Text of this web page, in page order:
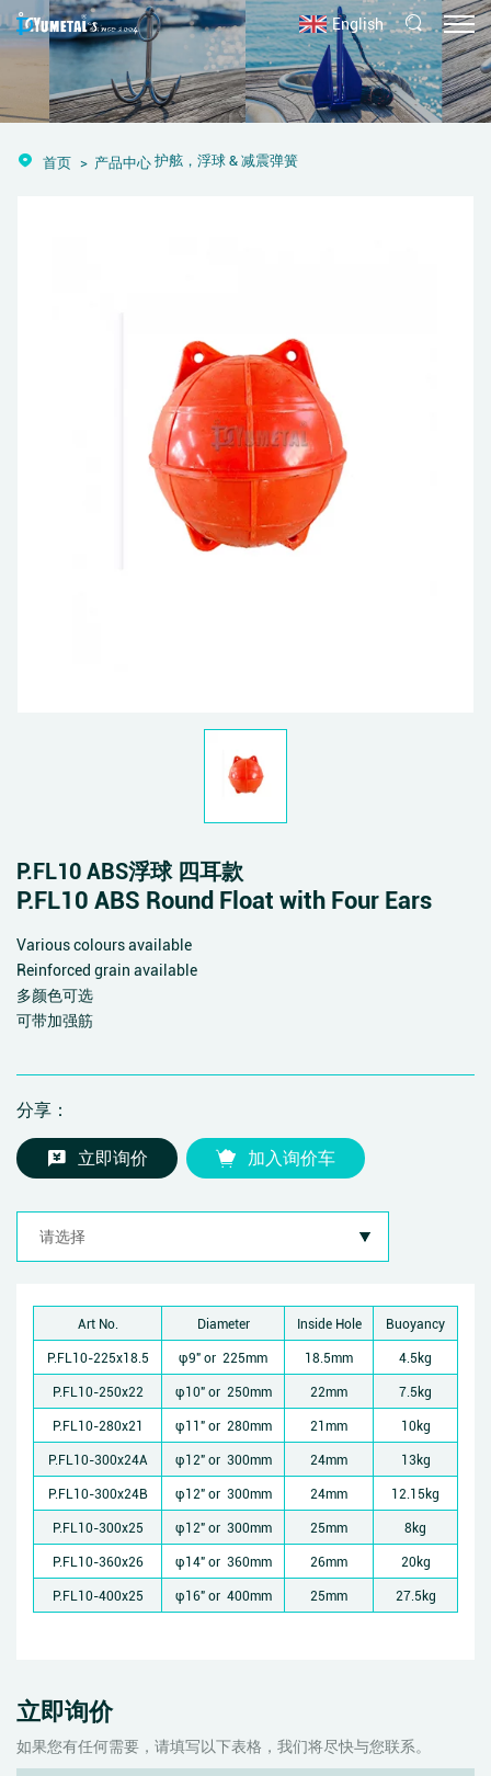
English
首页 产品中心护舷，浮球 & 减震弹簧
P.FL10 ABS浮球 四耳款
P.FL10 ABS Round Float with Four Ears
Various colours available
Reinforced grain available
多颜色可选
可带加强筋
分享：
立即询价 加入询价车
Art No. Diameter Inside Hole
Buoyancy
P.FL10-225x18.5
φ9" or 225mm 18.5mm
4.5kg
P.FL10-250x22
φ10" or 250mm 22mm
7.5kg
P.FL10-280x21
φ11" or 280mm 21mm
10kg
P.FL10-300x24A
φ12" or 300mm 24mm
13kg
P.FL10-300x24B
φ12" or 300mm 24mm
12.15kg
P.FL10-300x25
φ12" or 300mm 25mm
8kg
P.FL10-360x26
φ14" or 360mm 26mm
20kg
P.FL10-400x25
φ16" or 400mm 25mm 27.5kg
立即询价
如果您有任何需要，请填写以下表格，我们将尽快与您联系。